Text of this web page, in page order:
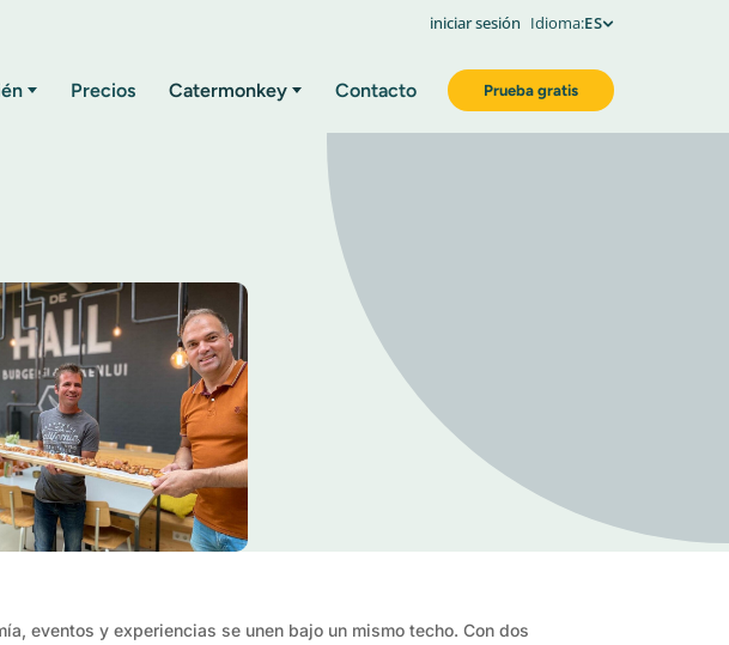
iniciar sesión Idioma:ES
Precios Catermonkey Contacto Prueba gratis
eventos y experiencias se unen bajo un mismo techo. Con dos